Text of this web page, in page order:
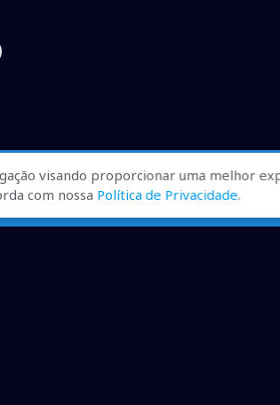
visando proporcionar uma melhor
com nossa Política de Privacidade.